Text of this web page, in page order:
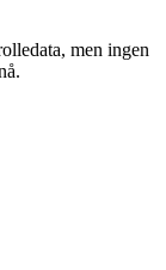
men ingen